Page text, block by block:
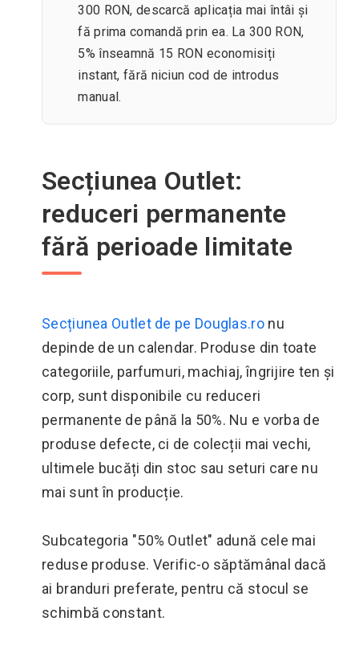
300 RON, descarcă aplicația mai întâi și
fă prima comandă prin ea. La 300 RON,
5% înseamnă 15 RON economisiți
instant, fără niciun cod de introdus
manual.
Secțiunea Outlet:
reduceri permanente
fără perioade limitate
Secțiunea Outlet de pe Douglas.ronu
depinde de un calendar. Produse din toate
categoriile, parfumuri, machiaj, îngrijire ten și
corp, sunt disponibile cu reduceri
permanente de până la 50%. Nu e vorba de
produse defecte, ci de colecții mai vechi,
ultimele bucăți din stoc sau seturi care nu
mai sunt în producție.
Subcategoria "50% Outlet" adună cele mai
reduse produse. Verific-o săptămânal dacă
ai branduri preferate, pentru că stocul se
schimbă constant.